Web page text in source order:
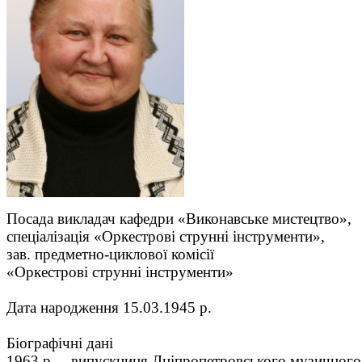
Посада викладач кафедри «Виконавське мистецтво»,
спеціалізація «Оркестрові струнні інструменти»,
зав. предметно-циклової комісії
«Оркестрові струнні інструменти»
Дата народження 15.03.1945 р.
Біографічні дані